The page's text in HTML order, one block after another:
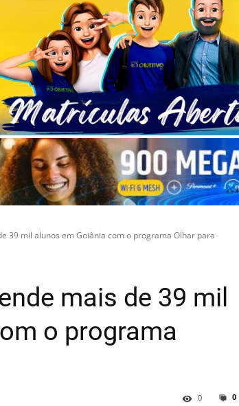
39 mil alunos em Goiânia com o programa Olhar para
mais de 39 mil
o programa
0
0